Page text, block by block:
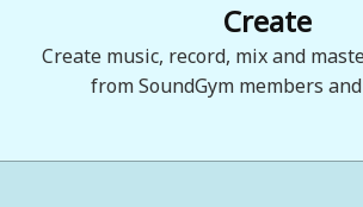
Create
Create music, record, mix and
from SoundGym members